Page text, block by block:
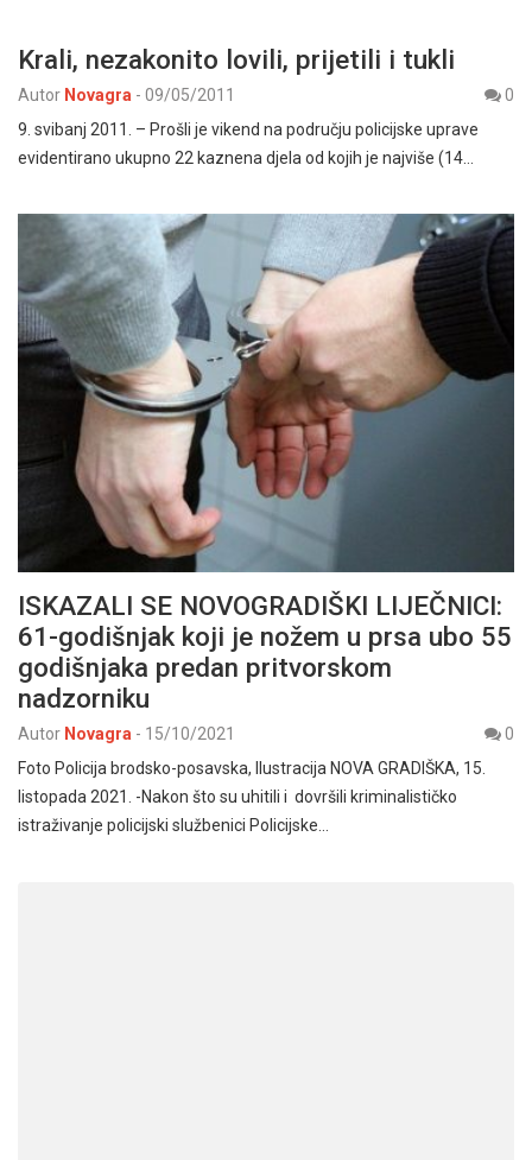
Krali, nezakonito lovili, prijetili i tukli
Autor Novagra - 09/05/2011
0
9. svibanj 2011. – Prošli je vikend na području policijske uprave
evidentirano ukupno 22 kaznena djela od kojih je najviše (14…
ISKAZALI SE NOVOGRADIŠKI LIJEČNICI:
61-godišnjak koji je nožem u prsa ubo 55
godišnjaka predan pritvorskom
nadzorniku
Autor Novagra - 15/10/2021
0
Foto Policija brodsko-posavska, Ilustracija NOVA GRADIŠKA, 15.
listopada 2021. -Nakon što su uhitili i dovršili kriminalističko
istraživanje policijski službenici Policijske…